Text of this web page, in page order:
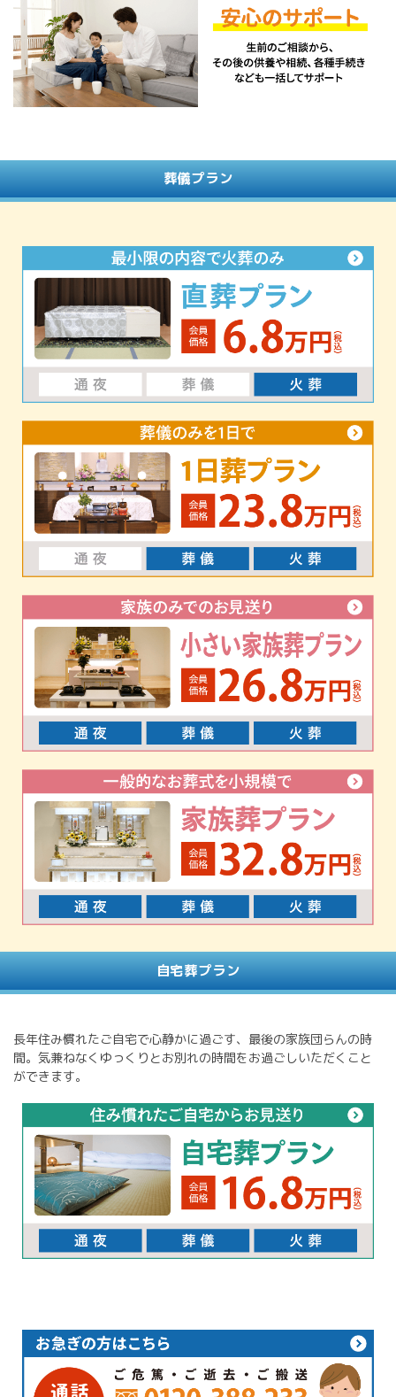
葬儀プラン
自宅葬プラン
長年住み慣れたご自宅で心静かに過ごす、最後の家族団らんの時
間。気兼ねなくゆっくりとお別れの時間をお過ごしいただくこと
ができます。